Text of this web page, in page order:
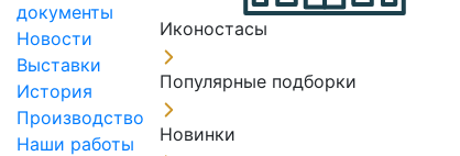
документы
Новости
Выставки
История
Производство
Наши работы
Иконостасы
Популярные подборки
Новинки